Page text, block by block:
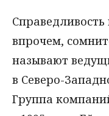
впрочем,
называют
в Северо-
Группа